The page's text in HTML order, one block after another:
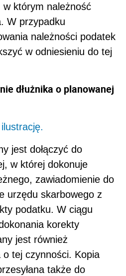
którym należność
W przypadku
należności podatek
w odniesieniu do tej
dłużnika o planowanej
jest dołączyć do
w której dokonuje
zawiadomienie do
urzędu skarbowego z
podatku. W ciągu
korekty
jest również
o tej czynności. Kopia
także do